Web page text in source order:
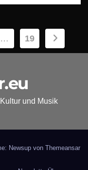
… 19
und Musik
Newsup von Themeansar